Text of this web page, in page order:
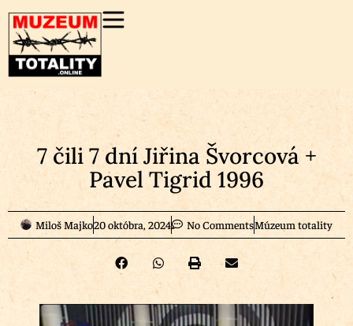
7 čili 7 dní Jiřina Švorcová +
Pavel Tigrid 1996
Miloš Majko20 októbra, 2024 No CommentsMúzeum totality